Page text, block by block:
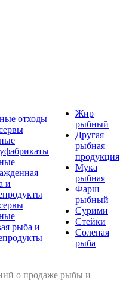
отходы
и
рыба и
Жир
рыбный
Другая
рыбная
продукция
Мука
рыбная
Фарш
рыбный
Сурими
Стейки
Соленая
рыба
о продаже рыбы и